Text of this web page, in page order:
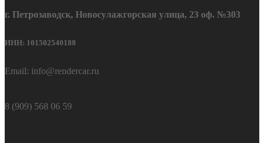
г. Петрозаводск, Новосулажгорская улица, 23 оф. №303
ИНН: 101502540188
Email: info@rendercar.ru
8 (909) 568 06 59